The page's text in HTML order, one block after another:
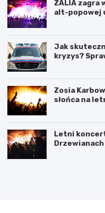
ZALIA zagra
alt-popowej
Jak
kryzys?
Zosia
słońca na
Letni
P
5